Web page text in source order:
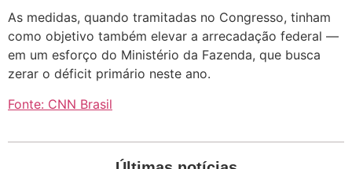
As medidas, quando tramitadas no Congresso, tinham
como objetivo também elevar a arrecadação federal —
em um esforço do Ministério da Fazenda, que busca
zerar o déficit primário neste ano.
Fonte: CNN Brasil